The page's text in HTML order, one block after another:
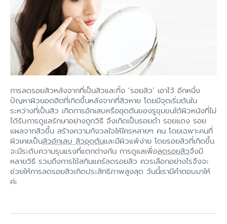
การลดรอยสิวหลังจากที่เป็นสิวและทิ้ง ‘รอยสิว’ เอาไว้ อีกหนึ่ง
ปัญหาผิวยอดฮิตที่เกิดขึ้นหลังจากที่สิวหาย โดยมีจุดเริ่มต้นใน
ระหว่างที่เป็นสิว เกิดการอักเสบหรืออุดตันของรูขุมขนใต้ผิวหนังที่ไม่
ได้รับการดูแลรักษาอย่างถูกวิธี จึงเกิดเป็นรอยดำ รอยแดง รอย
แผลจากสิวขึ้น สร้างความกังวลใจให้ใครหลายๆ คน โดยเฉพาะคนที่
ผิวเคยเป็นสิวอักเสบ สิวอุดตันและมีผิวแพ้ง่าย โดยรอยสิวที่เกิดขึ้น
จะมีระดับความรุนแรงที่แตกต่างกัน การดูแลเพื่อลดรอยสิวจึงมี
หลายวิธี รวมถึงการใช้สกินแคร์ลดรอยสิว ควรเลือกอย่างไรจึงจะ
ช่วยให้การลดรอยสิวเกิดประสิทธิภาพสูงสุด วันนี้เรามีคำตอบมาให้
ค่ะ